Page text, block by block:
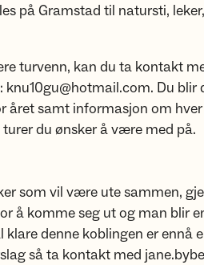
på Gramstad til natursti,
turvenn, kan du ta kontakt
knu10gu@hotmail.com. Du
året samt informasjon om
du ønsker å være med på.
som vil være ute sammen,
å komme seg ut og man blir
klare denne koblingen er ennå
så ta kontakt med